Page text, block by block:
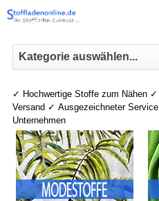
Kategorie auswählen...
✓ Hochwertige Stoffe zum Nähen ✓
Versand ✓ Ausgezeichneter Service
Unternehmen